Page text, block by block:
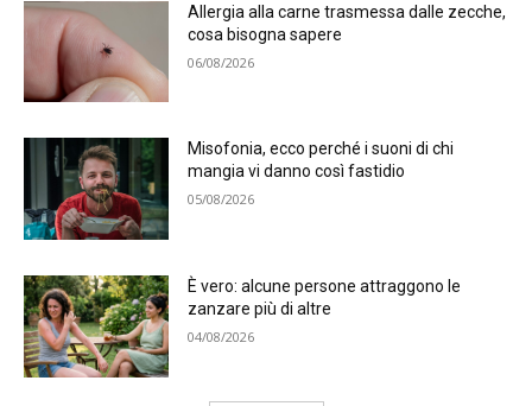
Allergia alla carne trasmessa dalle zecche,
cosa bisogna sapere
06/08/2026
Misofonia, ecco perché i suoni di chi
mangia vi danno così fastidio
05/08/2026
È vero: alcune persone attraggono le
zanzare più di altre
04/08/2026